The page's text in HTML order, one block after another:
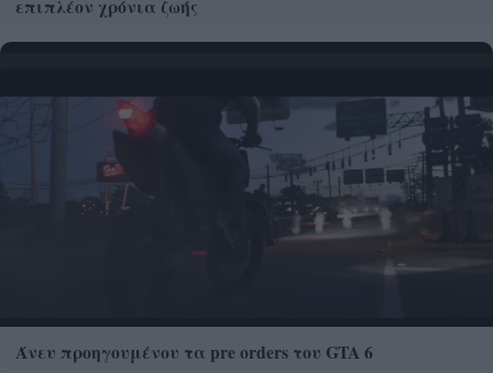
επιπλέον χρόνια ζωής
Άνευ προηγουμένου τα pre orders του GTA 6